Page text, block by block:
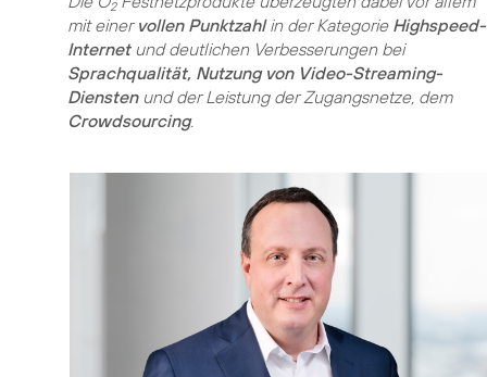
2
mit einer vollen Punktzahlin der Kategorie Highspeed-
Internetund deutlichen Verbesserungen bei
Sprachqualität, Nutzung von Video-Streaming-
Dienstenund der Leistung der Zugangsnetze, dem
Crowdsourcing.